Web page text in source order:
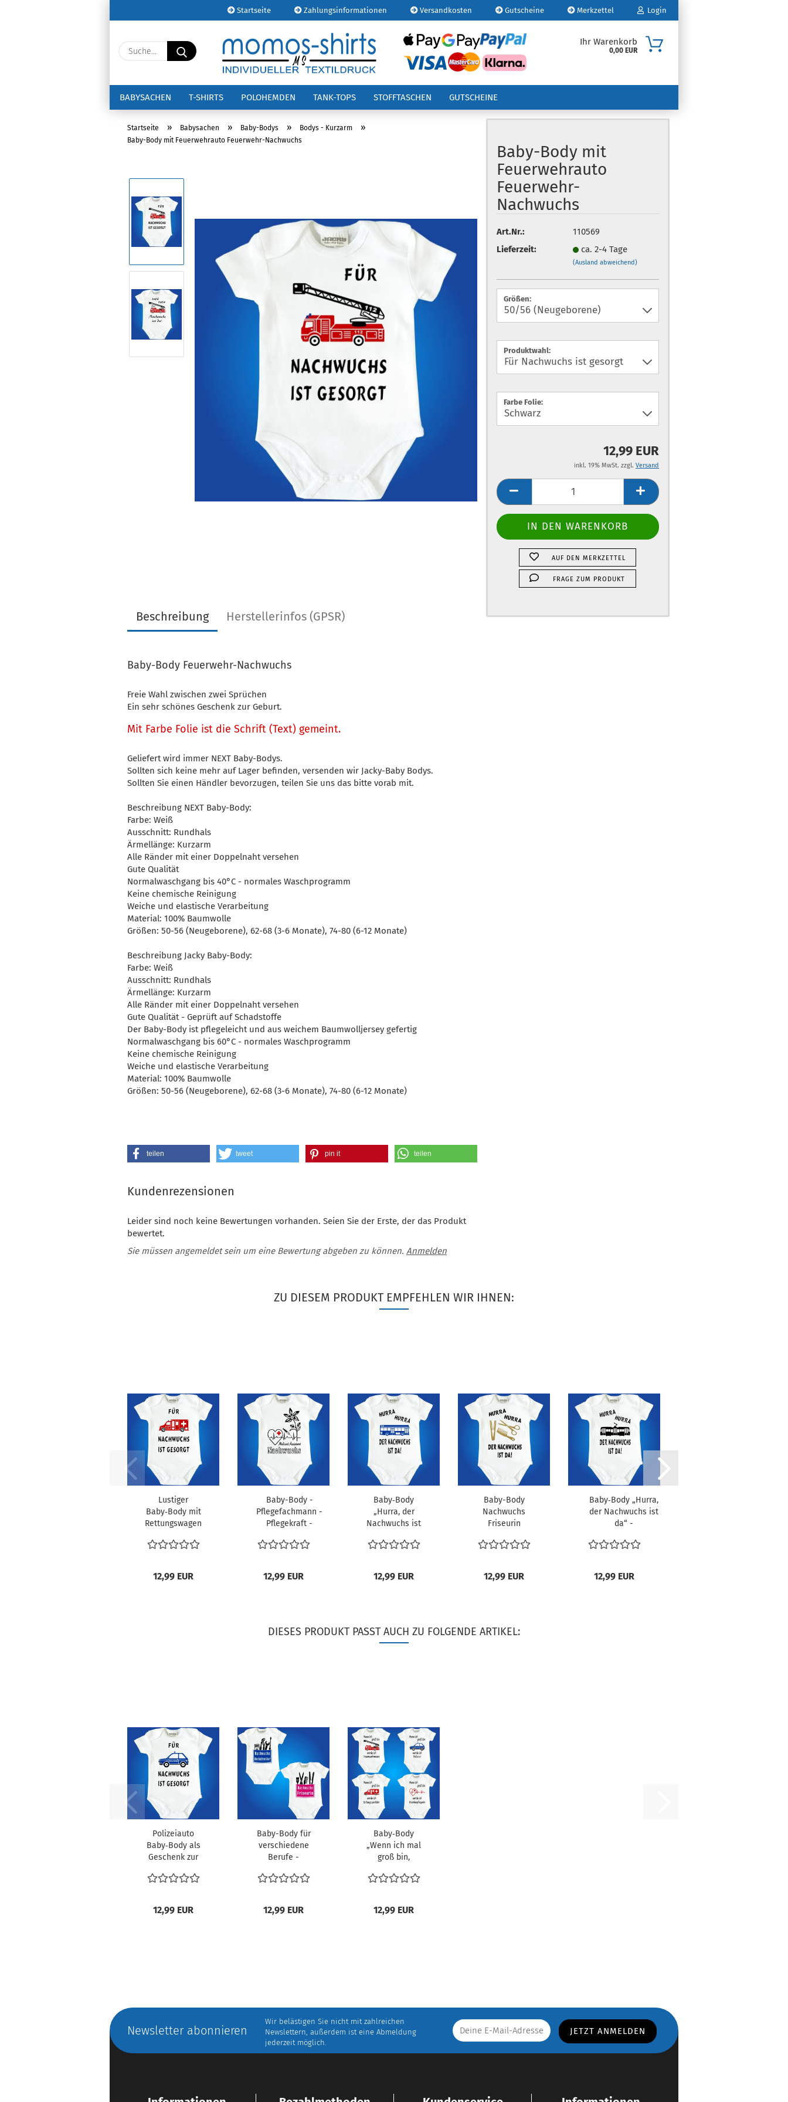
Startseite Zahlungsinformationen Versandkosten Gutscheine Merkzettel Login
E-Mail
Konto erstellen
Passwort vergessen?
Suche... Ihr Warenkorb
0,00 EUR
BABYSACHEN T-SHIRTS POLOHEMDEN TANK-TOPS STOFFTASCHEN GUTSCHEINE
Startseite » Babysachen » Baby-Bodys » Bodys - Kurzarm »
Baby-Body mit Feuerwehrauto Feuerwehr-Nachwuchs
Baby-Body mit
Feuerwehrauto
Feuerwehr-
Nachwuchs
Art.Nr.:
110569
Lieferzeit:
ca. 2-4 Tage
(Ausland abweichend)
Größen:
Produktwahl:
Farbe Folie:
12,99 EUR
inkl. 19% MwSt. zzgl. Versand
AUF DEN MERKZETTEL
FRAGE ZUM PRODUKT
Beschreibung Herstellerinfos (GPSR)
Baby-Body Feuerwehr-Nachwuchs
Freie Wahl zwischen zwei Sprüchen
Ein sehr schönes Geschenk zur Geburt.
Mit Farbe Folie ist die Schrift (Text) gemeint.
Geliefert wird immer NEXT Baby-Bodys.
Sollten sich keine mehr auf Lager befinden, versenden wir Jacky-Baby Bodys.
Sollten Sie einen Händler bevorzugen, teilen Sie uns das bitte vorab mit.
Beschreibung NEXT Baby-Body:
Farbe: Weiß
Ausschnitt: Rundhals
Ärmellänge: Kurzarm
Alle Ränder mit einer Doppelnaht versehen
Gute Qualität
Normalwaschgang bis 40°C - normales Waschprogramm
Keine chemische Reinigung
Weiche und elastische Verarbeitung
Material: 100% Baumwolle
Größen: 50-56 (Neugeborene), 62-68 (3-6 Monate), 74-80 (6-12 Monate)
Beschreibung Jacky Baby-Body:
Farbe: Weiß
Ausschnitt: Rundhals
Ärmellänge: Kurzarm
Alle Ränder mit einer Doppelnaht versehen
Gute Qualität - Geprüft auf Schadstoffe
Der Baby-Body ist pflegeleicht und aus weichem Baumwolljersey gefertig
Normalwaschgang bis 60°C - normales Waschprogramm
Keine chemische Reinigung
Weiche und elastische Verarbeitung
Material: 100% Baumwolle
Größen: 50-56 (Neugeborene), 62-68 (3-6 Monate), 74-80 (6-12 Monate)
teilen tweet pin it teilen
Kundenrezensionen
Leider sind noch keine Bewertungen vorhanden. Seien Sie der Erste, der das Produkt
bewertet.
Sie müssen angemeldet sein um eine Bewertung abgeben zu können. Anmelden
ZU DIESEM PRODUKT EMPFEHLEN WIR IHNEN:
Lustiger
Baby‑Body mit
Rettungswagen
Rettungsdienst
12,99 EUR
Baby-Body -
Pflegefachmann -
Pflegekraft -
12,99 EUR
Baby‑Body
„Hurra, der
Nachwuchs ist
Bus‑Motiv...
12,99 EUR
Baby-Body
Nachwuchs
Friseurin
12,99 EUR
Baby‑Body „Hurra,
der Nachwuchs ist
da“ -
12,99 EUR
DIESES PRODUKT PASST AUCH ZU FOLGENDE ARTIKEL:
Polizeiauto
Baby‑Body als
Geschenk zur
12,99 EUR
Baby-Body für
verschiedene
Berufe -
12,99 EUR
Baby‑Body
„Wenn ich mal
groß bin,
wählbarer
12,99 EUR
Newsletter abonnieren
Wir belästigen Sie nicht mit zahlreichen
Newslettern, außerdem ist eine Abmeldung
jederzeit möglich.